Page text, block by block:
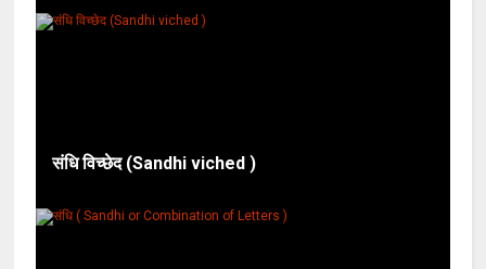
संधि विच्छेद (Sandhi viched )